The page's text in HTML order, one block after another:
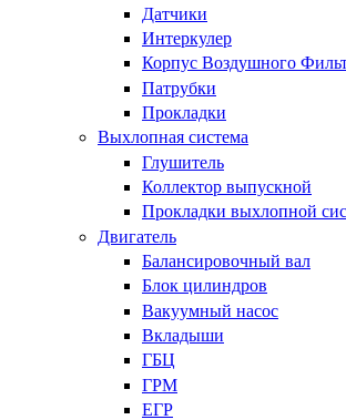
Датчики
Интеркулер
Корпус Воздушного
Патрубки
Прокладки
Выхлопная система
Глушитель
Коллектор выпускной
Прокладки выхлопной
Двигатель
Балансировочный вал
Блок цилиндров
Вакуумный насос
Вкладыши
ГБЦ
ГРМ
ЕГР